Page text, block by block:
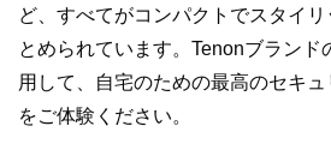
ど、すべてがコンパクトでスタイ
とめられています。Tenonブランド
用して、自宅のための最高のセキ
をご体験ください。